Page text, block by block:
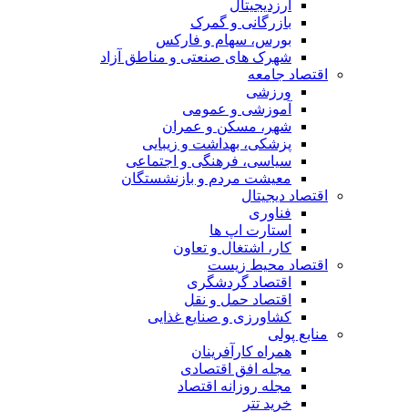
ارزدیجیتال
بازرگانی و گمرک
بورس، سهام و فارکس
شهرک های صنعتی و مناطق آزاد
اقتصاد جامعه
ورزشی
آموزشی و عمومی
شهر، مسکن و عمران
پزشکی، بهداشت و زیبایی
سیاسی، فرهنگی و اجتماعی
معیشت مردم و بازنشستگان
اقتصاد دیجیتال
فناوری
استارت اپ ها
کار، اشتغال و تعاون
اقتصاد محیط زیست
اقتصاد گردشگری
اقتصاد حمل و نقل
کشاورزی و صنایع غذایی
منابع پولی
همراه کارآفرینان
مجله افق اقتصادی
مجله روزانه اقتصاد
خرید تتر